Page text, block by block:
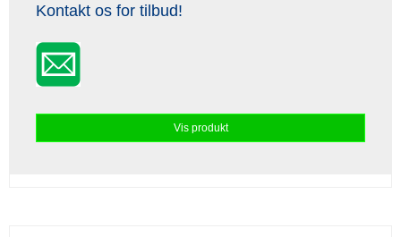
Kontakt os for tilbud!
Vis produkt